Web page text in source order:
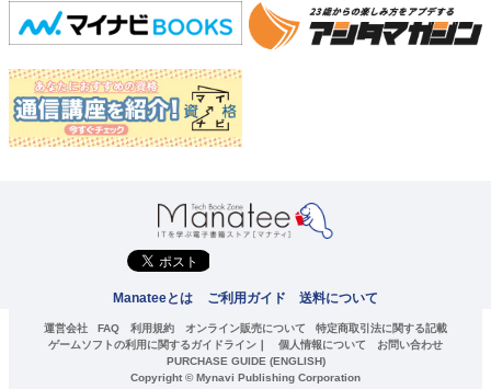
Manateeとは ご利用ガイド 送料について
運営会社 FAQ 利用規約 オンライン販売について
特定商取引法に関する記載
ゲームソフトの利用に関するガイドライン
個人情報について
お問い合わせ
PURCHASE GUIDE (ENGLISH)
Copyright © Mynavi Publishing Corporation